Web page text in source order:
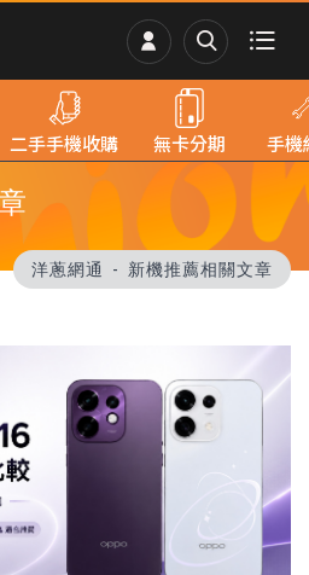
洋蔥網通 新機推薦相關文章
二手手機收購 無卡分期 手機